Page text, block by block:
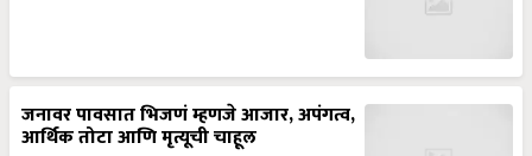
जनावर पावसात भिजणं म्हणजे आजार, अपंगत्व,
आर्थिक तोटा आणि मृत्यूची चाहूल